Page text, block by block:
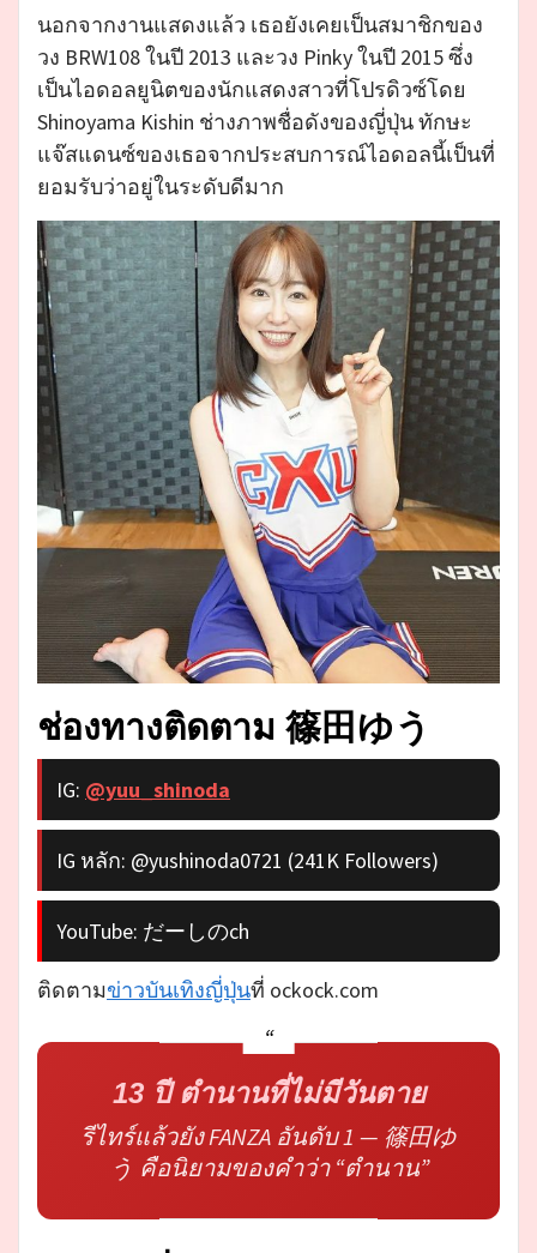
นอกจากงานแสดงแล้ว เธอยังเคยเป็นสมาชิกของ
วง BRW108 ในปี 2013 และวง Pinky ในปี 2015 ซึ่ง
เป็นไอดอลยูนิตของนักแสดงสาวที่โปรดิวซ์โดย
Shinoyama Kishin ช่างภาพชื่อดังของญี่ปุ่น ทักษะ
แจ๊สแดนซ์ของเธอจากประสบการณ์ไอดอลนี้เป็นที่
ยอมรับว่าอยู่ในระดับดีมาก
ช่องทางติดตาม 篠田ゆう
IG: @yuu_shinoda
IG หลัก: @yushinoda0721 (241K Followers)
YouTube: だーしのch
ติดตามข่าวบันเทิงญี่ปุ่นที่ ockock.com
13 ปี ตำนานที่ไม่มีวันตาย
รีไทร์แล้วยัง FANZA อันดับ 1 — 篠田ゆ
う คือนิยามของคำว่า “ตำนาน”